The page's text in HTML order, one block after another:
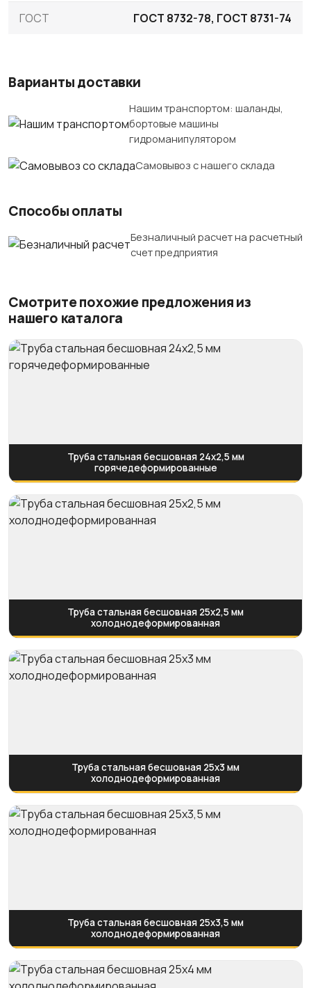
ГОСТ ГОСТ 8732-78, ГОСТ 8731-74
Варианты доставки
Нашим транспортом: шаланды,
бортовые машины
гидроманипулятором
Самовывоз с нашего склада
Способы оплаты
Безналичный расчет на расчетный
счет предприятия
Смотрите похожие предложения из
нашего каталога
Труба стальная бесшовная 24х2,5 мм
горячедеформированные
Труба стальная бесшовная 25х2,5 мм
холоднодеформированная
Труба стальная бесшовная 25х3 мм
холоднодеформированная
Труба стальная бесшовная 25х3,5 мм
холоднодеформированная